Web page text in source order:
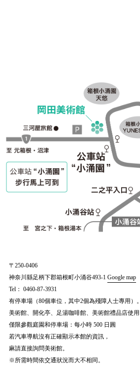
〒250-0406
神奈川縣足柄下郡箱根町小涌谷493-1 Google map
Tel： 0460-87-3931
有停車場（80個車位，其中2個為殘障人士專用）。
美術館、開化亭、足湯咖啡館、美術館禮品店使用
僅限參觀庭園和停車場：每小時 500 日圓
若汽車導航沒有正確顯示本館的資訊，
麻請直接詢問美術館。
※所需時間依交通狀況而大不相同。